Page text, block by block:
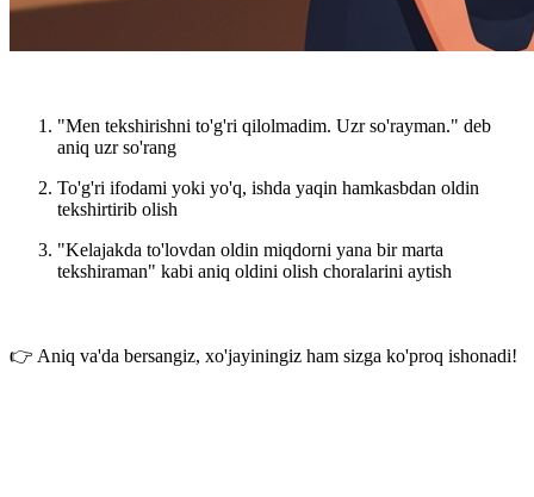
"Men tekshirishni to'g'ri qilolmadim. Uzr so'rayman." deb
aniq uzr so'rang
To'g'ri ifodami yoki yo'q, ishda yaqin hamkasbdan oldin
tekshirtirib olish
"Kelajakda to'lovdan oldin miqdorni yana bir marta
tekshiraman" kabi aniq oldini olish choralarini aytish
👉 Aniq va'da bersangiz, xo'jayiningiz ham sizga ko'proq ishonadi!